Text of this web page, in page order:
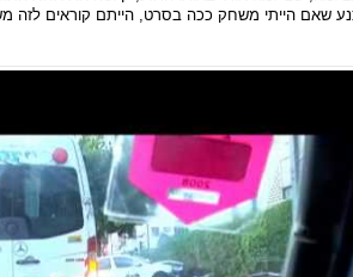
שאם הייתי משחק ככה בסרט, הייתם קוראים